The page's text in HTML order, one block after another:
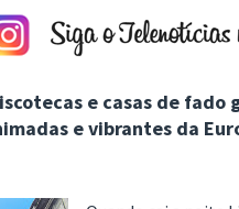
e casas de fado
e vibrantes da